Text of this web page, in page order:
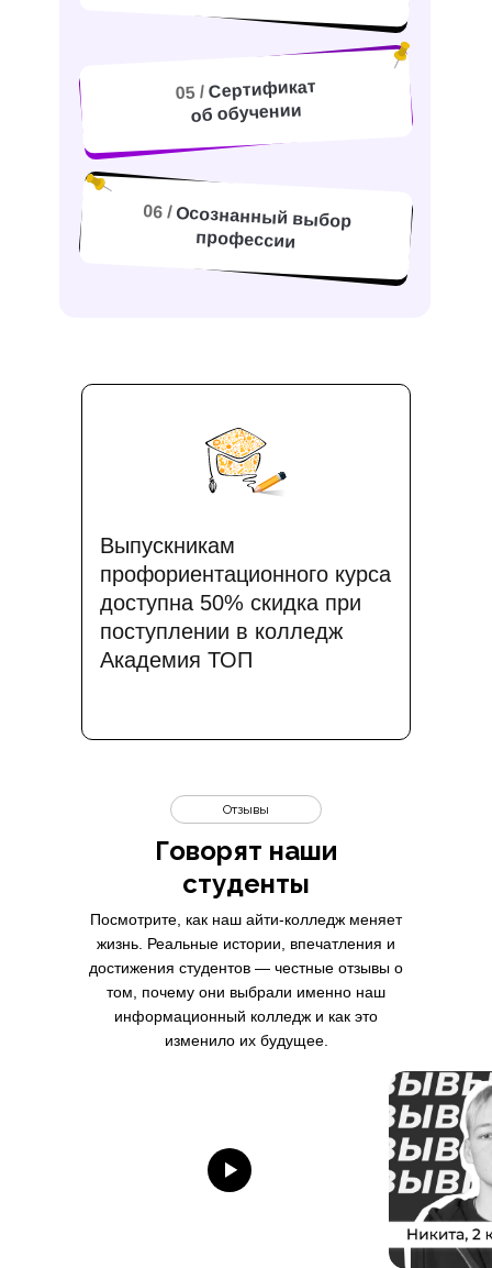
05 /Сертификат
об обучении
06 /Осознанный выбор
профессии
Выпускникам
профориентационного курса
доступна 50% скидка при
поступлении в колледж
Академия ТОП
Говорят наши
студенты
Отзывы
Посмотрите, как наш айти-колледж меняет
жизнь. Реальные истории, впечатления и
достижения студентов — честные отзывы о
том, почему они выбрали именно наш
информационный колледж и как это
изменило их будущее.